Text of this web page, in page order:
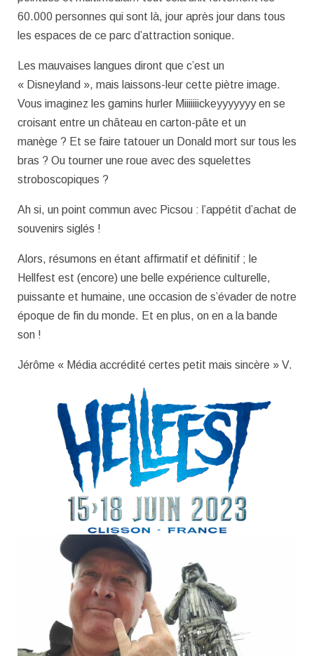
60.000 personnes qui sont là, jour après jour dans tous
les espaces de ce parc d’attraction sonique.
Les mauvaises langues diront que c’est un
« Disneyland », mais laissons-leur cette piètre image.
Vous imaginez les gamins hurler Miiiiiiickeyyyyyyy en se
croisant entre un château en carton-pâte et un
manège ? Et se faire tatouer un Donald mort sur tous les
bras ? Ou tourner une roue avec des squelettes
stroboscopiques ?
Ah si, un point commun avec Picsou : l’appétit d’achat de
souvenirs siglés !
Alors, résumons en étant affirmatif et définitif ; le
Hellfest est (encore) une belle expérience culturelle,
puissante et humaine, une occasion de s’évader de notre
époque de fin du monde. Et en plus, on en a la bande
son !
Jérôme « Média accrédité certes petit mais sincère » V.